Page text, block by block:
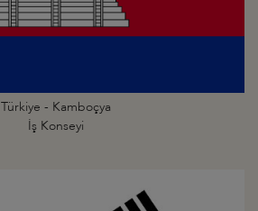
Türkiye - Kamboçya
İş Konseyi